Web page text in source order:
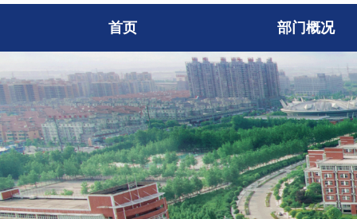
首页 部门概况